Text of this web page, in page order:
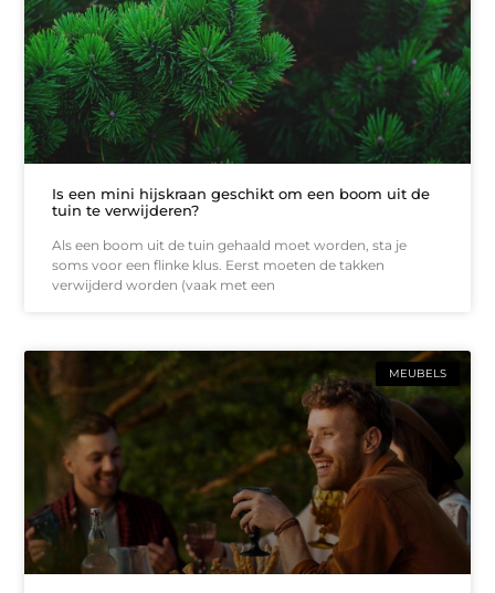
Is een mini hijskraan geschikt om een boom uit de
tuin te verwijderen?
Als een boom uit de tuin gehaald moet worden, sta je
soms voor een flinke klus. Eerst moeten de takken
verwijderd worden (vaak met een
MEUBELS